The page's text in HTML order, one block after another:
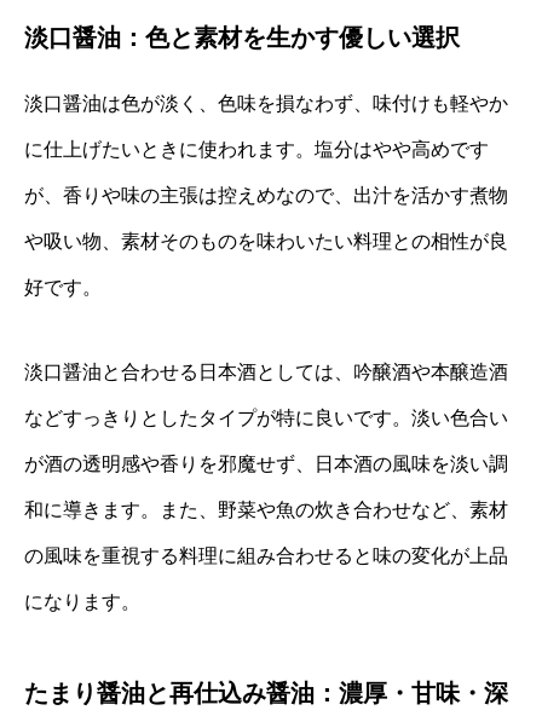
淡口醤油：色と素材を生かす優しい選択
淡口醤油は色が淡く、色味を損なわず、味付けも軽やか
に仕上げたいときに使われます。塩分はやや高めです
が、香りや味の主張は控えめなので、出汁を活かす煮物
や吸い物、素材そのものを味わいたい料理との相性が良
好です。
淡口醤油と合わせる日本酒としては、吟醸酒や本醸造酒
などすっきりとしたタイプが特に良いです。淡い色合い
が酒の透明感や香りを邪魔せず、日本酒の風味を淡い調
和に導きます。また、野菜や魚の炊き合わせなど、素材
の風味を重視する料理に組み合わせると味の変化が上品
になります。
たまり醤油と再仕込み醤油：濃厚・甘味・深